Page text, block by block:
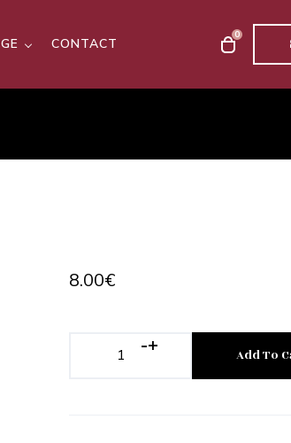
CONTACT
0
8.00€
-+ Add To